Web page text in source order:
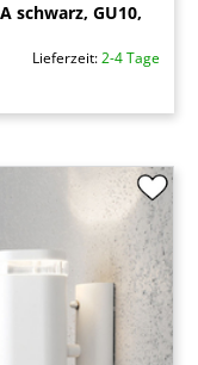
schwarz, GU10,
Lieferzeit:2-4 Tage